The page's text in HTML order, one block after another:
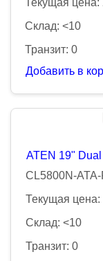
Склад: <10
Транзит: 0
Добавить в
ATEN 19"
CL5800N-ATA-
Текущая цена:
Склад: <10
Транзит: 0